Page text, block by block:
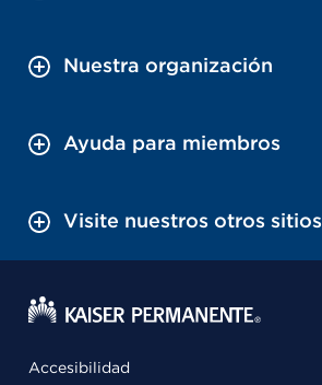
Nuestra organización
Ayuda para miembros
Visite nuestros otros sitios
Accesibilidad